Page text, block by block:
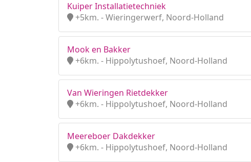
Kuiper Installatietechniek
+5km. - Wieringerwerf, Noord-Holland
Mook en Bakker
+6km. - Hippolytushoef, Noord-Holland
Van Wieringen Rietdekker
+6km. - Hippolytushoef, Noord-Holland
Meereboer Dakdekker
+6km. - Hippolytushoef, Noord-Holland